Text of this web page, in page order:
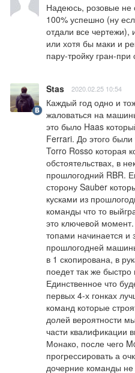
Надеюсь, розовые не
100% успешно (ну
отдали все чертежи),
или хотя бы маки и
пару-тройку гран-
Stas 2020.02.25 10:54
Каждый год одно и
жаловаться на
это было Haas
Ferrari. До этого
Torro Rosso которая
обстоятельствах, в
прошлогодний RBR.
сторону Sauber
кусками из
команды что то
это ключевой момент.
топами начинается и
прошлогодней
в 1 скопирована, в
поедет так же
Единственное что
первых 4-х гонках
команд которые
долей вероятности
части квалификации
Монако, после чего
прогрессировать а
дочерние команды